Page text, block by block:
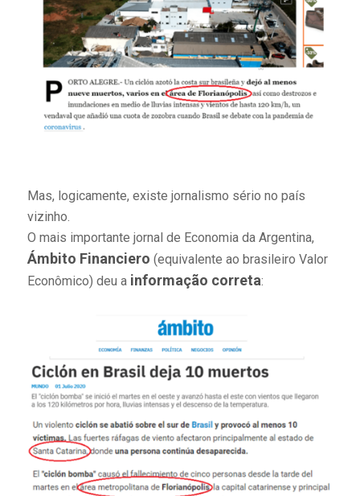
Mas, logicamente, existe jornalismo sério no país
vizinho.
O mais importante jornal de Economia da Argentina,
Ámbito Financiero (equivalente ao brasileiro Valor
Econômico) deu a informação correta: